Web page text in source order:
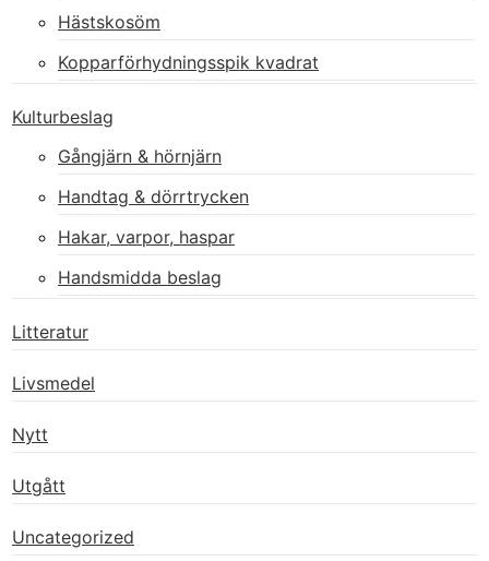
Hästskosöm
Kopparförhydningsspik kvadrat
Kulturbeslag
Gångjärn & hörnjärn
Handtag & dörrtrycken
Hakar, varpor, haspar
Handsmidda beslag
Litteratur
Livsmedel
Nytt
Utgått
Uncategorized